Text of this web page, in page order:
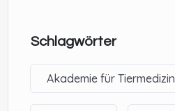
Schlagwörter
Akademie für Tiermedizin